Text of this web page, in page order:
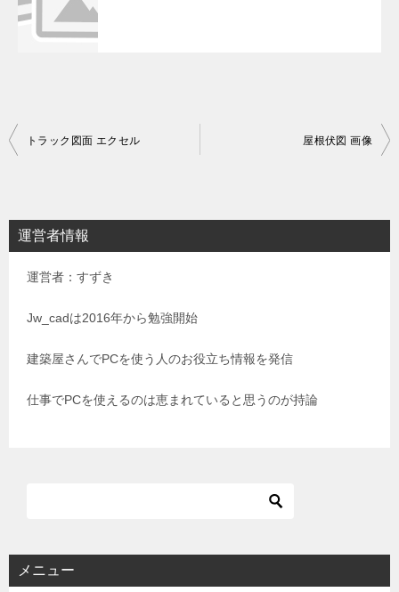
投
ビ
ゲ
トラック図面 エクセル 屋根伏図 画像
運営者情報
運営者：すずき
Jw_cadは2016年から勉強開始
建築屋さんでPCを使う人のお役立ち情報を発信
仕事でPCを使えるのは恵まれていると思うのが持論
メニュー